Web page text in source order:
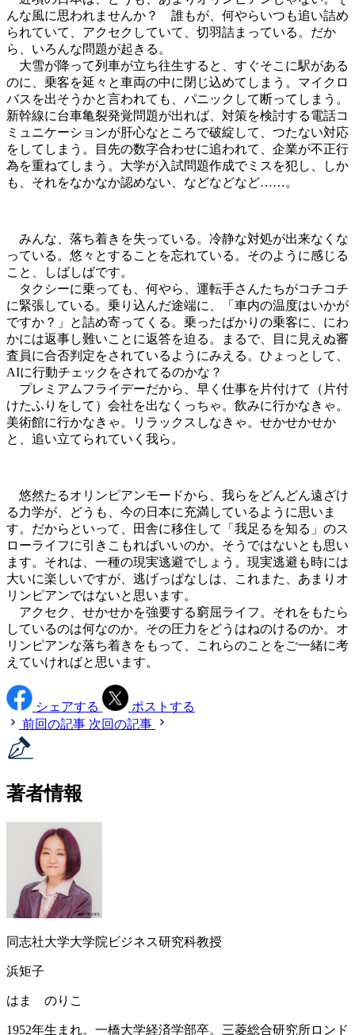
んな風に思われませんか？ 誰もが、何やらいつも追い詰め
られていて、アクセクしていて、切羽詰まっている。だか
ら、いろんな問題が起きる。
大雪が降って列車が立ち往生すると、すぐそこに駅がある
のに、乗客を延々と車両の中に閉じ込めてしまう。マイクロ
バスを出そうかと言われても、パニックして断ってしまう。
新幹線に台車亀裂発覚問題が出れば、対策を検討する電話コ
ミュニケーションが肝心なところで破綻して、つたない対応
をしてしまう。目先の数字合わせに追われて、企業が不正行
為を重ねてしまう。大学が入試問題作成でミスを犯し、しか
も、それをなかなか認めない、などなどなど……。
みんな、落ち着きを失っている。冷静な対処が出来なくな
っている。悠々とすることを忘れている。そのように感じる
こと、しばしばです。
タクシーに乗っても、何やら、運転手さんたちがコチコチ
に緊張している。乗り込んだ途端に、「車内の温度はいかが
ですか？」と詰め寄ってくる。乗ったばかりの乗客に、にわ
かには返事し難いことに返答を迫る。まるで、目に見えぬ審
査員に合否判定をされているようにみえる。ひょっとして、
AIに行動チェックをされてるのかな？
プレミアムフライデーだから、早く仕事を片付けて（片付
けたふりをして）会社を出なくっちゃ。飲みに行かなきゃ。
美術館に行かなきゃ。リラックスしなきゃ。せかせかせか
と、追い立てられていく我ら。
悠然たるオリンピアンモードから、我らをどんどん遠ざけ
る力学が、どうも、今の日本に充満しているように思いま
す。だからといって、田舎に移住して「我足るを知る」のス
ローライフに引きこもればいいのか。そうではないとも思い
ます。それは、一種の現実逃避でしょう。現実逃避も時には
大いに楽しいですが、逃げっぱなしは、これまた、あまりオ
リンピアンではないと思います。
アクセク、せかせかを強要する窮屈ライフ。それをもたら
しているのは何なのか。その圧力をどうはねのけるのか。オ
リンピアンな落ち着きをもって、これらのことをご一緒に考
えていければと思います。
シェアする
ポストする
前回の記事 次回の記事
著者情報
同志社大学大学院ビジネス研究科教授
浜矩子
はま のりこ
1952年生まれ。一橋大学経済学部卒。三菱総合研究所ロンド